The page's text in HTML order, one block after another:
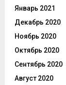
Январь 2021
Декабрь 2020
Ноябрь 2020
Октябрь 2020
Сентябрь 2020
Август 2020